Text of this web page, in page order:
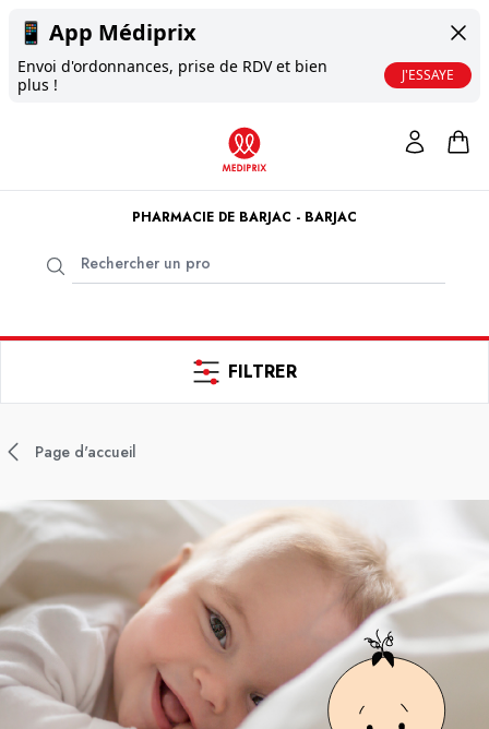
📱 App Médiprix
Envoi d'ordonnances, prise de RDV et bien
plus !
J'ESSAYE
PHARMACIE DE BARJAC - BARJAC
FILTRER
Page d'accueil